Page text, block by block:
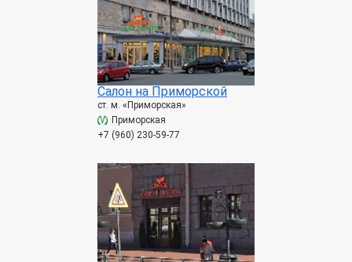
Салон на Приморской
ст. м. «Приморская»
Приморская
+7 (960) 230-59-77